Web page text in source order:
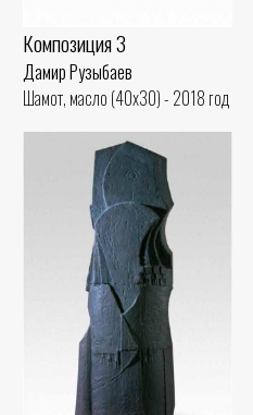
Композиция 3
Дамир Рузыбаев
Шамот, масло (40x30) - 2018 год